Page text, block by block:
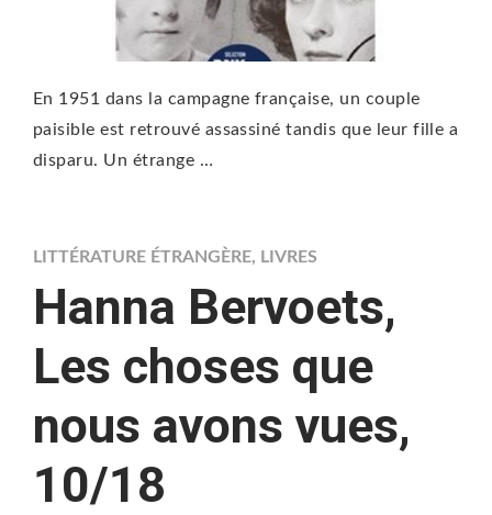
En 1951 dans la campagne française, un couple
paisible est retrouvé assassiné tandis que leur fille a
disparu. Un étrange …
LITTÉRATURE ÉTRANGÈRE, LIVRES
Hanna Bervoets,
Les choses que
nous avons vues,
10/18